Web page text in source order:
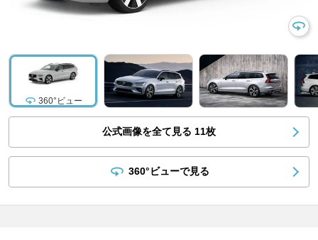
360°ビュー
公式画像を全て見る 11枚
360°ビューで見る